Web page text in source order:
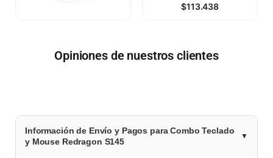
$113.438
Opiniones de nuestros clientes
$
7
Información de Envío y Pagos para Combo Teclado
y Mouse Redragon S145